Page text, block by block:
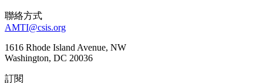
聯絡方式
AMTI@csis.org
1616 Rhode Island Avenue, NW
Washington, DC 20036
訂閱